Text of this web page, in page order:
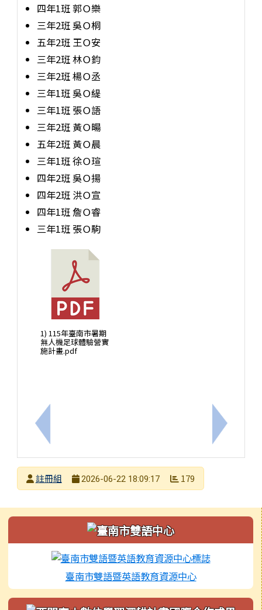
上一筆：轉知115年臺南市暑期無人機足球體驗營實
四年1班 郭Ｏ樂
三年2班 吳Ｏ桐
五年2班 王Ｏ安
三年2班 林Ｏ鈞
三年2班 楊Ｏ丞
三年1班 吳Ｏ緹
三年1班 張Ｏ語
三年2班 黃Ｏ暘
五年2班 黃Ｏ晨
三年1班 徐Ｏ瑄
四年2班 吳Ｏ揚
四年2班 洪Ｏ宣
四年1班 詹Ｏ睿
三年1班 張Ｏ駒
1) 115年臺南市暑期
無人機足球體驗營實
施計畫.pdf
下一筆：
發布者
註冊組
2026-06-22 18:09:17 179
左邊區域內容
臺南市雙語暨英語教育資源中心